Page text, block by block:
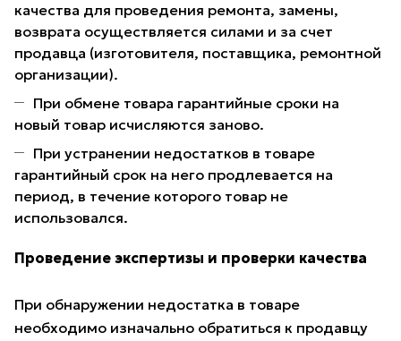
качества для проведения ремонта, замены,
возврата осуществляется силами и за счет
продавца (изготовителя, поставщика, ремонтной
организации).
При обмене товара гарантийные сроки на
новый товар исчисляются заново.
При устранении недостатков в товаре
гарантийный срок на него продлевается на
период, в течение которого товар не
использовался.
Проведение экспертизы и проверки качества
При обнаружении недостатка в товаре
необходимо изначально обратиться к продавцу